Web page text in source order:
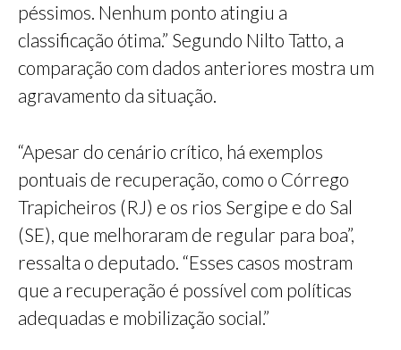
péssimos. Nenhum ponto atingiu a
classificação ótima.” Segundo Nilto Tatto, a
comparação com dados anteriores mostra um
agravamento da situação.
“Apesar do cenário crítico, há exemplos
pontuais de recuperação, como o Córrego
Trapicheiros (RJ) e os rios Sergipe e do Sal
(SE), que melhoraram de regular para boa”,
ressalta o deputado. “Esses casos mostram
que a recuperação é possível com políticas
adequadas e mobilização social.”